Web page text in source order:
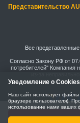
Представительство
Все
Согласно Закону РФ от
потребителей" Компания
Правила
Уведомление о Cookies
Наш сайт использует
браузере пользователя).
использование нами ваших